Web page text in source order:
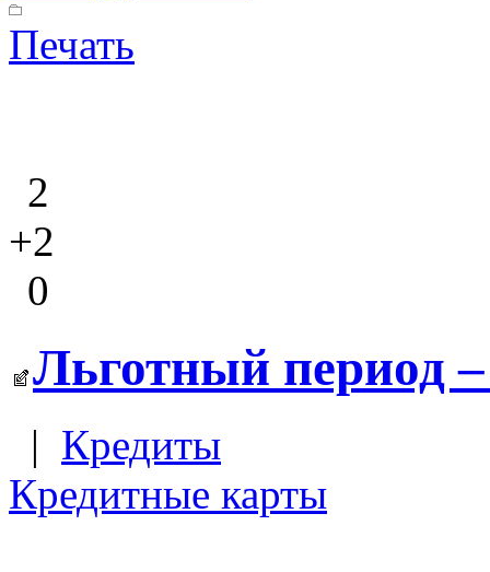
Печать
2
+2
0
Льготный период
| Кредиты
Кредитные карты